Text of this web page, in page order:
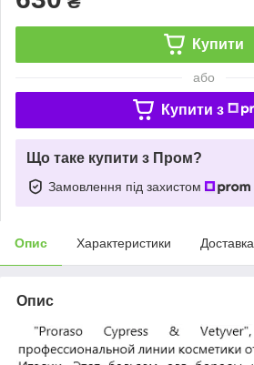
Купити
або
Купити з
Що таке купити з Пром?
Замовлення під захистом
Опис Характеристики Доставка
Опис